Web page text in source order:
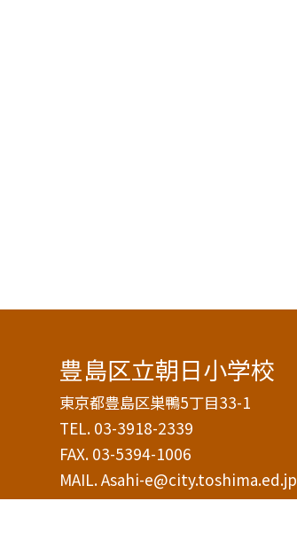
豊島区立朝日小学校
東京都豊島区巣鴨5丁目33-1
TEL. 03-3918-2339
FAX. 03-5394-1006
MAIL. Asahi-e@city.toshima.ed.jp